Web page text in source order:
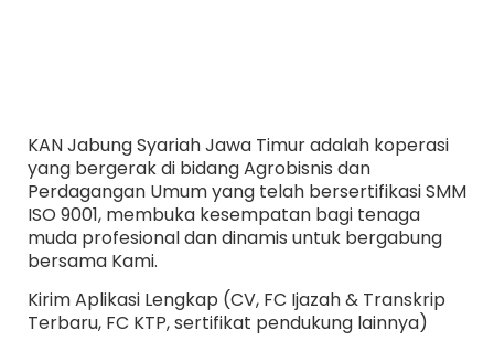
KAN Jabung Syariah Jawa Timur adalah koperasi
yang bergerak di bidang Agrobisnis dan
Perdagangan Umum yang telah bersertifikasi SMM
ISO 9001, membuka kesempatan bagi tenaga
muda profesional dan dinamis untuk bergabung
bersama Kami.
Kirim Aplikasi Lengkap (CV, FC Ijazah & Transkrip
Terbaru, FC KTP, sertifikat pendukung lainnya)